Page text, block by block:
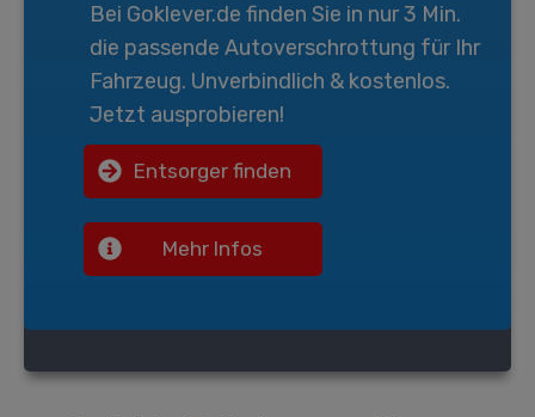
Bei Goklever.de finden Sie in nur 3 Min.
die passende Autoverschrottung für Ihr
Fahrzeug. Unverbindlich & kostenlos.
Jetzt ausprobieren!
Entsorger finden
Mehr Infos